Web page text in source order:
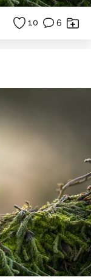
10 6